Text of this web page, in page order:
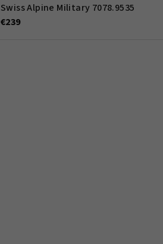
Swiss Alpine Military 7078.9535
€239